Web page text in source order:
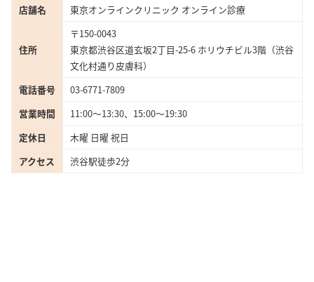
店舗名 東京オンラインクリニック オンライン診療
住所
〒150-0043
東京都渋谷区道玄坂2丁目-25-6 ホリウチビル3階（渋谷
文化村通り皮膚科）
電話番号
03-6771-7809
営業時間
11:00〜13:30、15:00〜19:30
定休日
木曜 日曜 祝日
アクセス
渋谷駅徒歩2分